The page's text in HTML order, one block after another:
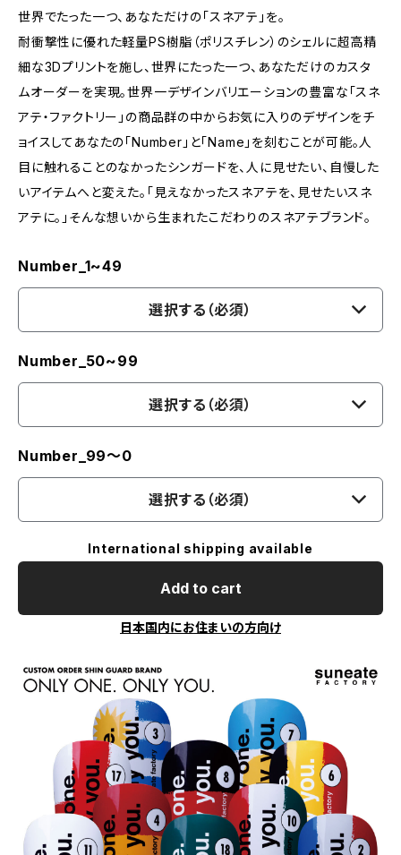
世界でたった一つ、あなただけの「スネアテ」を。
耐衝撃性に優れた軽量PS樹脂（ポリスチレン）のシェルに超高精
細な3Dプリントを施し、世界にたった一つ、あなただけのカスタ
ムオーダーを実現。世界一デザインバリエーションの豊富な「スネ
アテ・ファクトリー」の商品群の中からお気に入りのデザインをチ
ョイスしてあなたの「Number」と「Name」を刻むことが可能。人
目に触れることのなかったシンガードを、人に見せたい、自慢した
いアイテムへと変えた。「見えなかったスネアテを、見せたいスネ
アテに。」そんな想いから生まれたこだわりのスネアテブランド。
Number_1~49
選択する（必須）
Number_50~99
選択する（必須）
Number_99〜0
選択する（必須）
International shipping available
Add to cart
日本国内にお住まいの方向け